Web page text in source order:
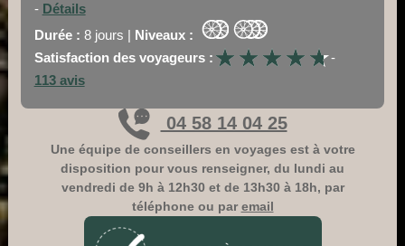
- Détails
Durée : 8 jours | Niveaux :
Satisfaction des voyageurs : ★
★★
★★
★★
★★
★-
113 avis
04 58 14 04 25
Une équipe de conseillers en voyages est à votre
disposition pour vous renseigner, du lundi au
vendredi de 9h à 12h30 et de 13h30 à 18h, par
téléphone ou paremail